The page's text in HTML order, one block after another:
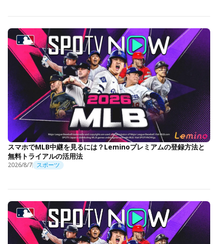
スマホでMLB中継を見るには？Leminoプレミアムの登録方法と
無料トライアルの活用法
2026/8/7 スポーツ